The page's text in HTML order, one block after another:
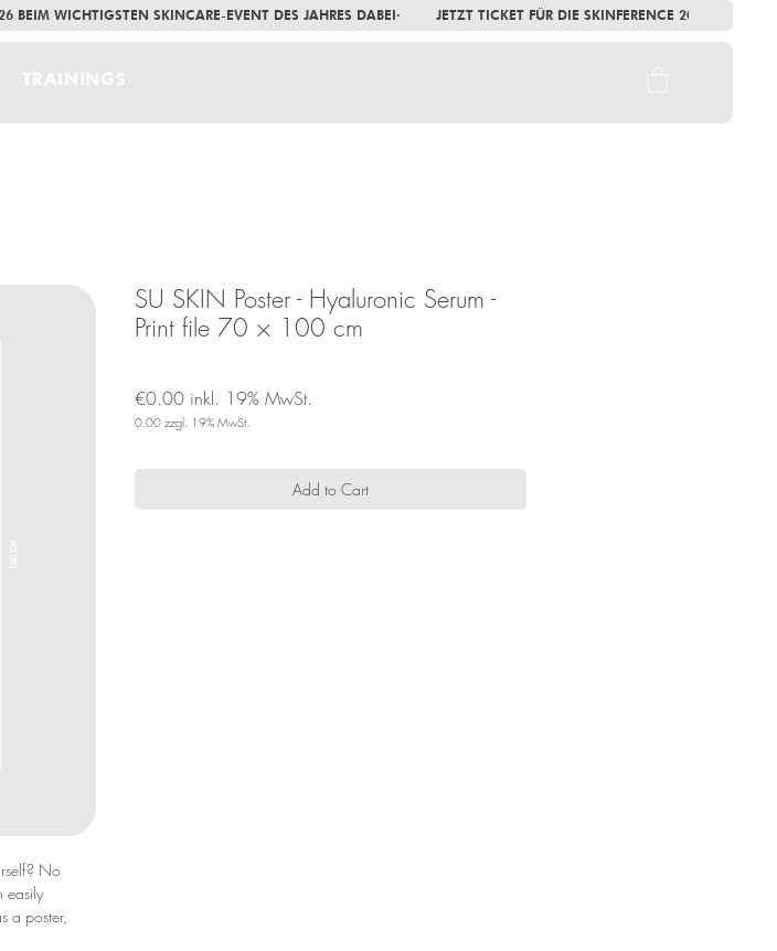
BEIM WICHTIGSTEN SKINCARE-EVENT DES JAHRES DABEI
TRAININGS
No
easily
a poster,
SU SKIN Poster - Hyaluronic Serum -
Print file 70 × 100 cm
€0.00 inkl. 19% MwSt.
0.00 zzgl. 19% MwSt.
Add to Cart